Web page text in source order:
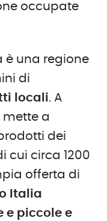
occupate
è una regione
di
locali. A
mette a
dei
cui circa 1200
offerta di
Italia
e piccole e